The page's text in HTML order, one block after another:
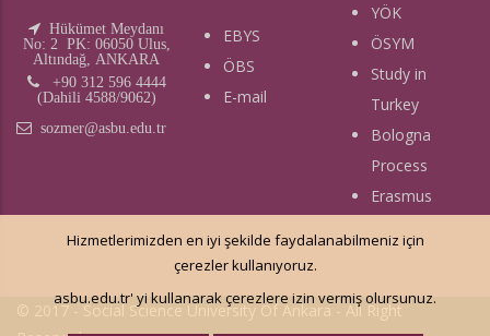
Hükümet Meydanı
No: 2 PK: 06050 Ulus,
Altındağ, ANKARA
+90 312 596 4444
(Dahili 4588/9062)
sozmer@asbu.edu.tr
EBYS
ÖBS
E-mail
YÖK
ÖSYM
Study in
Turkey
Bologna
Process
Erasmus
© 2017 - Social Science University Of Ankara - All Right
Hizmetlerimizden en iyi şekilde faydalanabilmeniz için
çerezler kullanıyoruz.
asbu.edu.tr' yi kullanarak çerezlere izin vermiş olursunuz.